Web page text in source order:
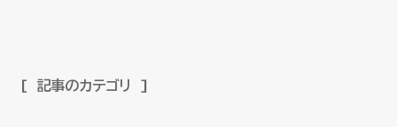
記事のカテゴリ